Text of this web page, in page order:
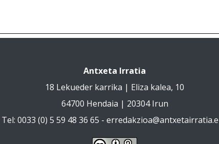
Antxeta Irratia
18 Lekueder karrika | Eliza kalea, 10
64700 Hendaia | 20304 Irun
Tel: 0033 (0) 5 59 48 36 65 -